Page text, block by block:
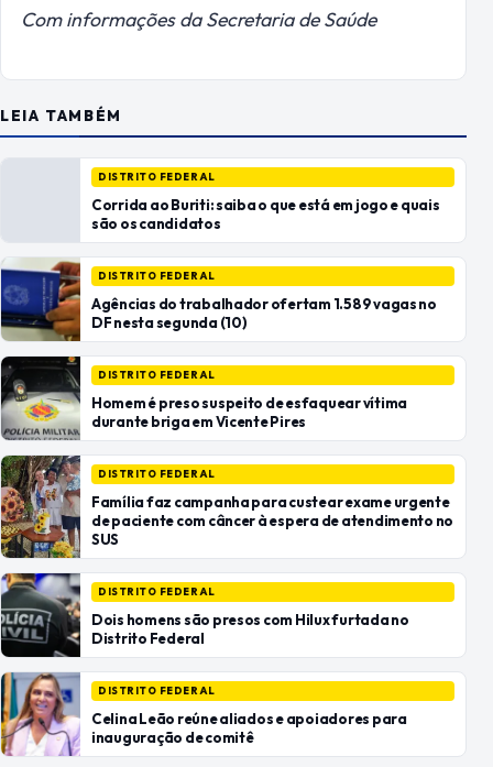
Com informações da Secretaria de Saúde
LEIA TAMBÉM
DISTRITO FEDERAL
Corrida ao Buriti: saiba o que está em jogo e quais
são os candidatos
DISTRITO FEDERAL
Agências do trabalhador ofertam 1.589 vagas no
DF nesta segunda (10)
DISTRITO FEDERAL
Homem é preso suspeito de esfaquear vítima
durante briga em Vicente Pires
DISTRITO FEDERAL
Família faz campanha para custear exame urgente
de paciente com câncer à espera de atendimento no
SUS
DISTRITO FEDERAL
Dois homens são presos com Hilux furtada no
Distrito Federal
DISTRITO FEDERAL
Celina Leão reúne aliados e apoiadores para
inauguração de comitê